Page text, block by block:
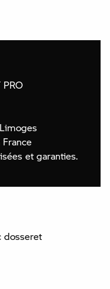
PRO
et garanties.
dosseret